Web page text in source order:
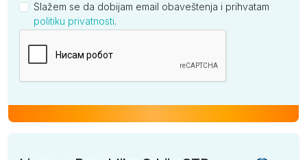
Slažem se da dobijam email obaveštenja i prihvatam
politiku privatnosti.